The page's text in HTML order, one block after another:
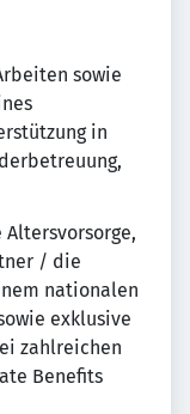
sowie
in
/ die
nationalen
exklusive
zahlreichen
Benefits